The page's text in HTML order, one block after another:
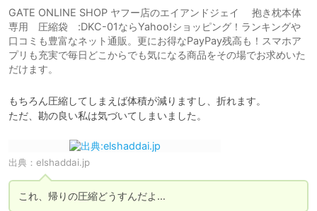
GATE ONLINE SHOP ヤフー店のエイアンドジェイ 抱き枕本体
専用 圧縮袋 :DKC-01ならYahoo!ショッピング！ランキングや
口コミも豊富なネット通販。更にお得なPayPay残高も！スマホア
プリも充実で毎日どこからでも気になる商品をその場でお求めいた
だけます。
もちろん圧縮してしまえば体積が減りますし、折れます。
ただ、勘の良い私は気づいてしまいました。
出典： elshaddai.jp
これ、帰りの圧縮どうすんだよ…